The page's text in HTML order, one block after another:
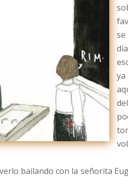
bailando con la señorita